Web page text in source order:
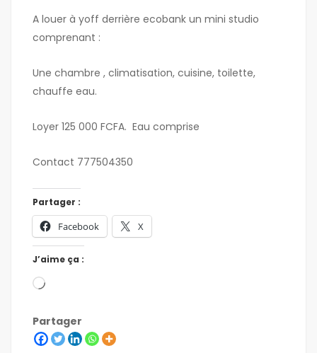
A louer à yoff derrière ecobank un mini studio
comprenant :
Une chambre , climatisation, cuisine, toilette,
chauffe eau.
Loyer 125 000 FCFA. Eau comprise
Contact 777504350
Partager :
Facebook X
J’aime ça :
Partager